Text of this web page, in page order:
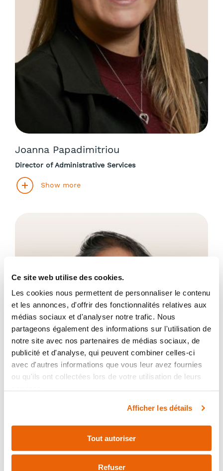
Ce site web utilise des cookies.
Les cookies nous permettent de personnaliser le contenu
et les annonces, d'offrir des fonctionnalités relatives aux
médias sociaux et d'analyser notre trafic. Nous
partageons également des informations sur l'utilisation de
notre site avec nos partenaires de médias sociaux, de
publicité et d'analyse, qui peuvent combiner celles-ci
avec d'autres informations que vous leur avez fournies
ou qu'ils ont collectées lors de votre utilisation de leurs
Afficher les détails
Tout autoriser
Refuser
Joanna Papadimitriou
Director of Administrative Services
Show more